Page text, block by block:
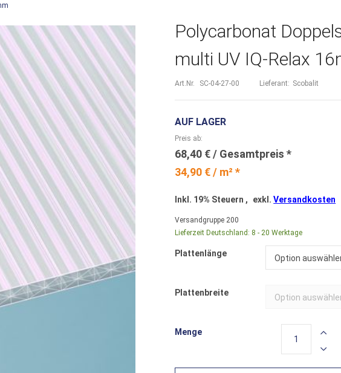
Polycarbonat
multi UV IQ-Relax
Art.Nr. SC-04-27-00 Lieferant: Scobalit
AUF LAGER
34,90 € / m² *
Preis ab
68,40 €
Inkl. 19% Steuern , exkl.Versandkosten
Versandgruppe 200
Lieferzeit Deutschland: 8 - 20 Werktage
Plattenlänge Option
Plattenbreite Option
Menge